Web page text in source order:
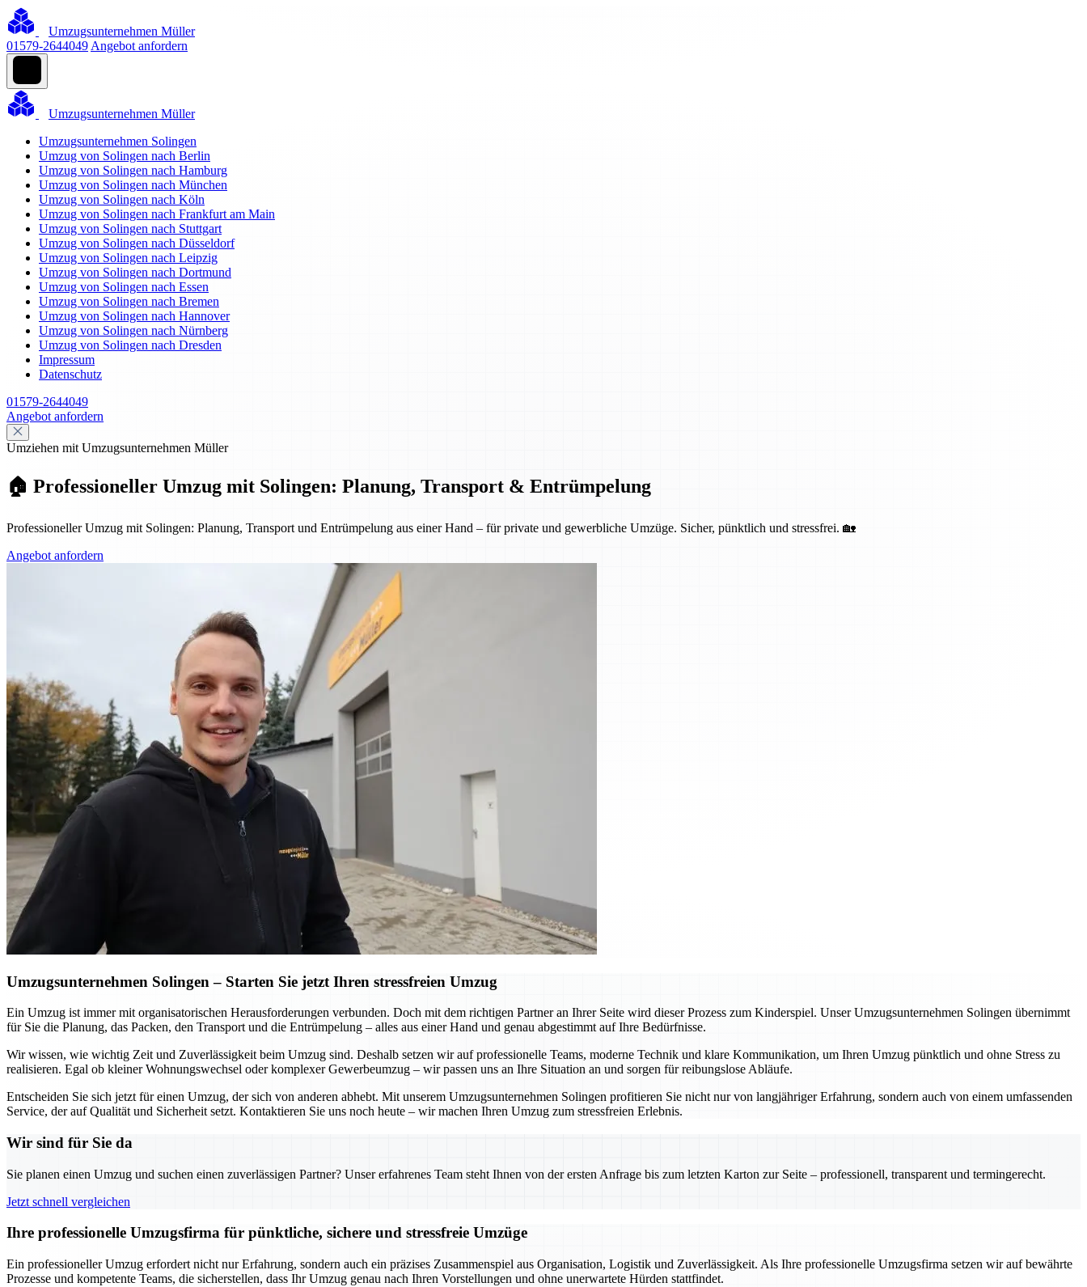
Umzugsunternehmen Müller
01579-2644049 Angebot anfordern
Umzugsunternehmen Müller
Umzugsunternehmen Solingen
Umzug von Solingen nach Berlin
Umzug von Solingen nach Hamburg
Umzug von Solingen nach München
Umzug von Solingen nach Köln
Umzug von Solingen nach Frankfurt am Main
Umzug von Solingen nach Stuttgart
Umzug von Solingen nach Düsseldorf
Umzug von Solingen nach Leipzig
Umzug von Solingen nach Dortmund
Umzug von Solingen nach Essen
Umzug von Solingen nach Bremen
Umzug von Solingen nach Hannover
Umzug von Solingen nach Nürnberg
Umzug von Solingen nach Dresden
Impressum
Datenschutz
01579-2644049
Angebot anfordern
Umziehen mit Umzugsunternehmen Müller
🏠 Professioneller Umzug mit Solingen: Planung, Transport & Entrümpelung
Professioneller Umzug mit Solingen: Planung, Transport und Entrümpelung aus einer Hand – für private und gewerbliche Umzüge. Sicher, pünktlich und stressfrei. 🏡
Angebot anfordern
Umzugsunternehmen Solingen – Starten Sie jetzt Ihren stressfreien Umzug
Ein Umzug ist immer mit organisatorischen Herausforderungen verbunden. Doch mit dem richtigen Partner an Ihrer Seite wird dieser Prozess zum Kinderspiel. Unser Umzugsunternehmen Solingen übernimmt
für Sie die Planung, das Packen, den Transport und die Entrümpelung – alles aus einer Hand und genau abgestimmt auf Ihre Bedürfnisse.
Wir wissen, wie wichtig Zeit und Zuverlässigkeit beim Umzug sind. Deshalb setzen wir auf professionelle Teams, moderne Technik und klare Kommunikation, um Ihren Umzug pünktlich und ohne Stress zu
realisieren. Egal ob kleiner Wohnungswechsel oder komplexer Gewerbeumzug – wir passen uns an Ihre Situation an und sorgen für reibungslose Abläufe.
Entscheiden Sie sich jetzt für einen Umzug, der sich von anderen abhebt. Mit unserem Umzugsunternehmen Solingen profitieren Sie nicht nur von langjähriger Erfahrung, sondern auch von einem umfassenden
Service, der auf Qualität und Sicherheit setzt. Kontaktieren Sie uns noch heute – wir machen Ihren Umzug zum stressfreien Erlebnis.
Wir sind für Sie da
Sie planen einen Umzug und suchen einen zuverlässigen Partner? Unser erfahrenes Team steht Ihnen von der ersten Anfrage bis zum letzten Karton zur Seite – professionell, transparent und termingerecht.
Jetzt schnell vergleichen
Ihre professionelle Umzugsfirma für pünktliche, sichere und stressfreie Umzüge
Ein professioneller Umzug erfordert nicht nur Erfahrung, sondern auch ein präzises Zusammenspiel aus Organisation, Logistik und Zuverlässigkeit. Als Ihre professionelle Umzugsfirma setzen wir auf bewährte
Prozesse und kompetente Teams, die sicherstellen, dass Ihr Umzug genau nach Ihren Vorstellungen und ohne unerwartete Hürden stattfindet.